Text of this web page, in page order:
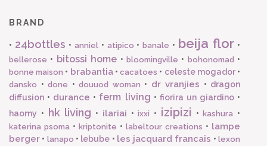
BRAND
• 24bottles • anniel• atipico •banale • beija flor •
bellerose • bitossi home • bloomingville • bohonomad •
bonne maison • brabantia•cacatoes • celeste mogador•
dansko • done • douuod woman • dr vranjies • dragon
diffusion • durance • ferm living • fiorira un giardino•
haomy • hk living • ilariai •ixxi • izipizi •kashura •
katerina psoma • kriptonite • labeltour creations • lampe
berger • lanapo • lebube • les jacquard francais •lexon